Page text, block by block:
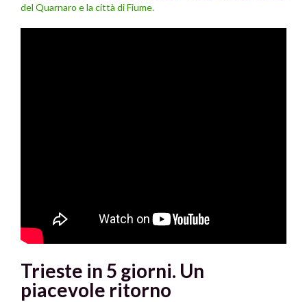
del Quarnaro e la città di Fiume.
Trieste in 5 giorni. Un
piacevole ritorno